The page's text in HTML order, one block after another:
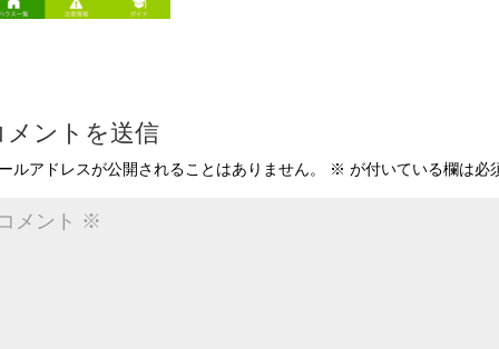
メントを送信
ルアドレスが公開されることはありません。 ※ が付いている欄は必